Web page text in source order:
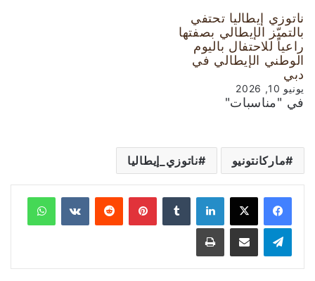
ناتوزي إيطاليا تحتفي
بالتميّز الإيطالي بصفتها
راعياً للاحتفال باليوم
الوطني الإيطالي في
دبي
يونيو 10, 2026
في "مناسبات"
ماركانتونيو ناتوزي_إيطاليا
لينكدإن بينتيريست